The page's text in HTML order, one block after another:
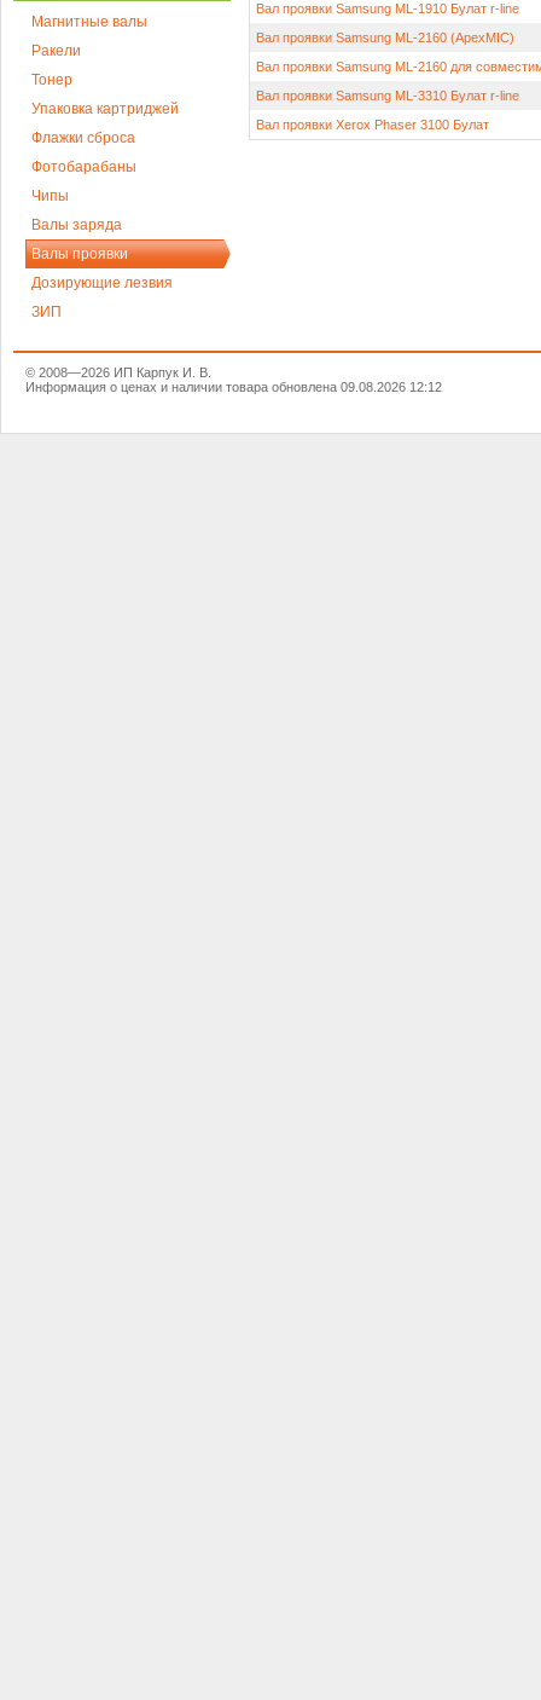
Магнитные валы
Ракели
Тонер
Упаковка картриджей
Флажки сброса
Фотобарабаны
Чипы
Валы заряда
Валы проявки
Дозирующие лезвия
ЗИП
Вал проявки Samsung ML-1910 Булат r-line
Вал проявки Samsung ML-2160 (ApexMIC)
Вал проявки Samsung ML-2160 для
Вал проявки Samsung ML-3310 Булат r-line
Вал проявки Xerox Phaser 3100 Булат
© 2008—2026 ИП Карпук И. В.
Информация о ценах и наличии товара обновлена 09.08.2026 12:12